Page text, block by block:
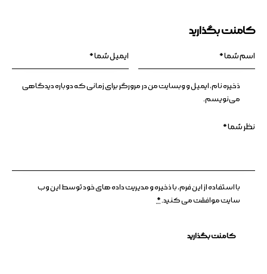
کامنت بگذارید
ذخیره نام، ایمیل و وبسایت من در مرورگر برای زمانی که دوباره دیدگاهی
می‌نویسم.
با استفاده از این فرم، با ذخیره و مدیریت داده های خود توسط این وب
سایت موافقت می کنید.*